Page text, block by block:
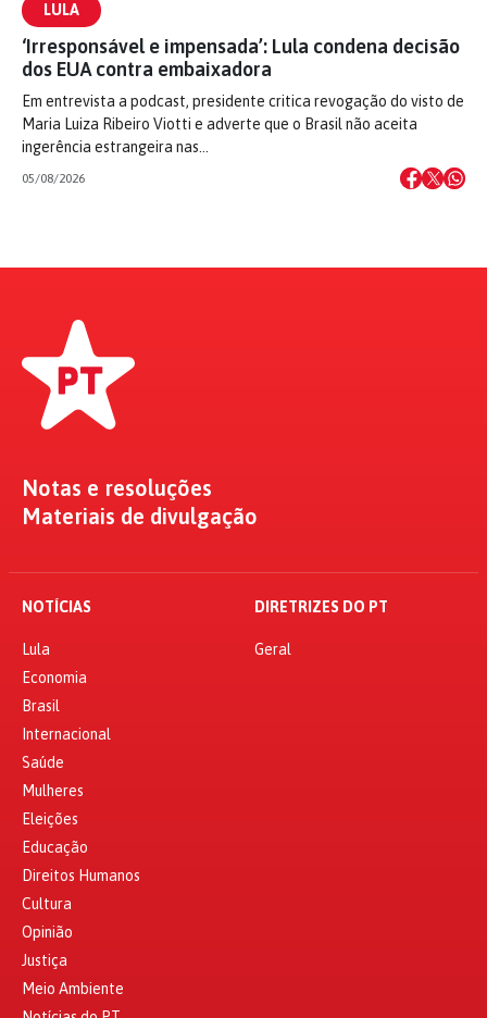
LULA
‘Irresponsável e impensada’: Lula condena decisão
dos EUA contra embaixadora
Em entrevista a podcast, presidente critica revogação do visto de
Maria Luiza Ribeiro Viotti e adverte que o Brasil não aceita
ingerência estrangeira nas…
05/08/2026
Notas e resoluções
Materiais de divulgação
NOTÍCIAS
Lula
Economia
Brasil
Internacional
Saúde
Mulheres
Eleições
Educação
Direitos Humanos
Cultura
Opinião
Justiça
Meio Ambiente
DIRETRIZES DO PT
Geral